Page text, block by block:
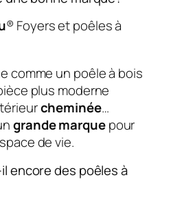
® Foyers et poêles à
comme un poêle à bois
plus moderne
cheminée…
grande marquepour
de vie.
encore des poêles à